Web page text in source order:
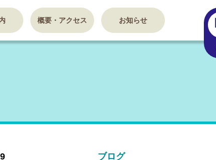
概要・アクセス お知らせ
ブログ